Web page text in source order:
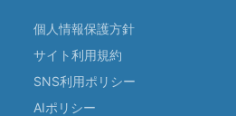
個人情報保護方針
サイト利用規約
SNS利用ポリシー
AIポリシー